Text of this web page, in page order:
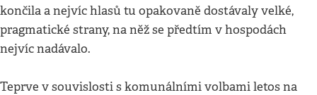
končila a nejvíc hlasů tu opakovaně dostávaly velké,
pragmatické strany, na něž se předtím v hospodách
nejvíc nadávalo.
Teprve v souvislosti s komunálními volbami letos na